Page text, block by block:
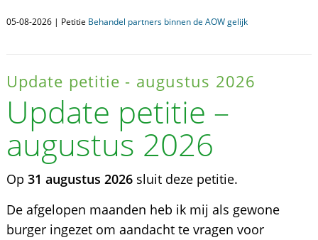
05-08-2026 | Petitie Behandel partners binnen de AOW gelijk
Update petitie - augustus 2026
Update petitie –
augustus 2026
Op 31 augustus 2026sluit deze petitie.
De afgelopen maanden heb ik mij als gewone
burger ingezet om aandacht te vragen voor